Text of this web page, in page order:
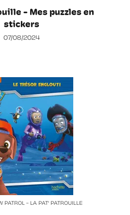
- Mes puzzles en
stickers
07/08/2024
PATROL - LA PAT' PATROUILLE